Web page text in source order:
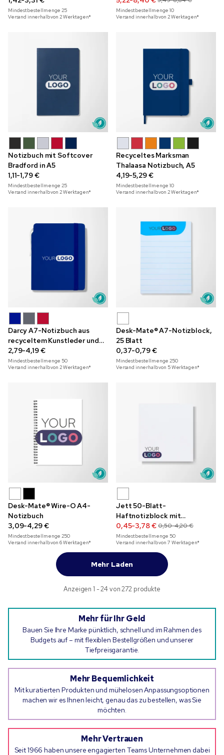
Mindestbestellmenge25
Versand innerhalb von 2 Werktagen*
Mindestbestellmenge10
Versand innerhalb von 2 Werktagen*
Notizbuch mit Softcover
Bradford in A5
1,11-1,79 €
Mindestbestellmenge25
Versand innerhalb von 2 Werktagen*
Recyceltes Marksman
Thalaasa Notizbuch, A5
4,19-5,29 €
Mindestbestellmenge10
Versand innerhalb von 2 Werktagen*
Darcy A7-Notizbuch aus
recyceltem Kunstleder und
Gelschreiber im Set
2,79-4,19 €
Mindestbestellmenge 50
Versand innerhalb von 2 Werktagen*
Desk-Mate® A7-Notizblock,
25 Blatt
0,37-0,79 €
Mindestbestellmenge250
Versand innerhalb von 5 Werktagen*
Desk-Mate® Wire-O A4-
Notizbuch
3,09-4,29 €
Mindestbestellmenge250
Versand innerhalb von 6 Werktagen*
Jett 50-Blatt-
Haftnotizblock mit
Vollfarbdruck, 72 x 72 mm
0,45-3,78 € 0,50-4,20 €
Mindestbestellmenge 50
Versand innerhalb von 7 Werktagen*
Mehr Laden
Anzeigen 1 - 24 von 272 produkte
Mehr für Ihr Geld
Bauen Sie Ihre Marke pünktlich, schnell und im Rahmen des
Budgets auf – mit flexiblen Bestellgrößen und unserer
Tiefpreisgarantie.
Mehr Bequemlichkeit
Mit kuratierten Produkten und mühelosen Anpassungsoptionen
machen wir es Ihnen leicht, genau das zu bestellen, was Sie
möchten.
Mehr Vertrauen
Seit 1966 haben unsere engagierten Teams Unternehmen dabei